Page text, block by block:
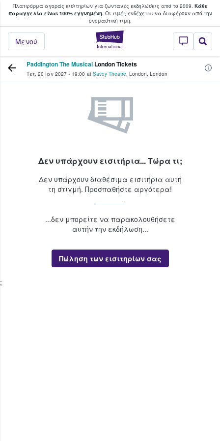
Πλατφόρμα αγοράς εισιτηρίων για ζωντανές εκδηλώσεις από το 2009. Κάθε
παραγγελία είναι 100% εγγυημένη.Οι τιμές ενδέχεται να διαφέρουν από την
oνομαστική τιμή.
StubHub - Όπου
Μενού
φαν αγοράζουν και πουλούν
Paddington The Musical London Tickets
Τετ, 20 Ιαν 2027 • 19:00 at Savoy Theatre, London, London
Δεν υπάρχουν εισιτήρια... Τώρα τι;
Δεν υπάρχουν διαθέσιμα εισιτήρια αυτή
τη στιγμή. Προσπαθήστε αργότερα!
...δεν μπορείτε να παρακολουθήσετε
αυτήν την εκδήλωση...
Πώληση των εισιτηρίων σας
;